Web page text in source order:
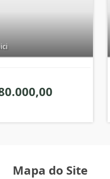
Mapa do Site